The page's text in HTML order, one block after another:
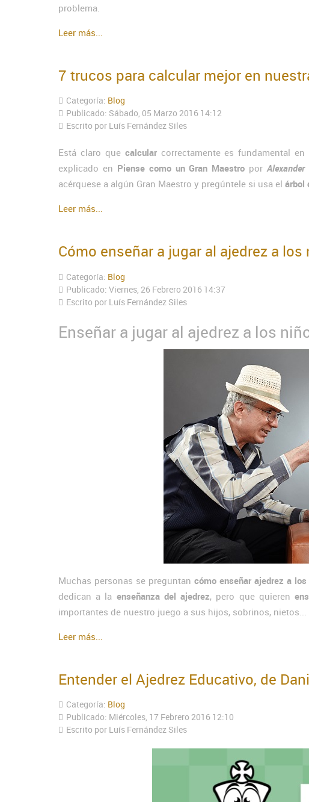
problema.
Leer más...
7 trucos para calcular mejor en
Categoría: Blog
Publicado: Sábado, 05 Marzo 2016 14:12
Escrito por Luís Fernández Siles
Está claro quecalcularcorrectamente es fundamental en
explicado en Piense como un Gran Maestro porAlexander
acérquese a algún Gran Maestro y pregúntele si usa el árbol
Leer más...
Cómo enseñar a jugar al ajedrez a los
Categoría: Blog
Publicado: Viernes, 26 Febrero 2016 14:37
Escrito por Luís Fernández Siles
Enseñar a jugar al ajedrez a los
Muchas personas se preguntan cómo enseñar ajedrez a los
dedican a la enseñanza del ajedrez, pero que quieren
importantes de nuestro juego a sus hijos, sobrinos, nietos...
Leer más...
Entender el Ajedrez Educativo, de
Categoría: Blog
Publicado: Miércoles, 17 Febrero 2016 12:10
Escrito por Luís Fernández Siles